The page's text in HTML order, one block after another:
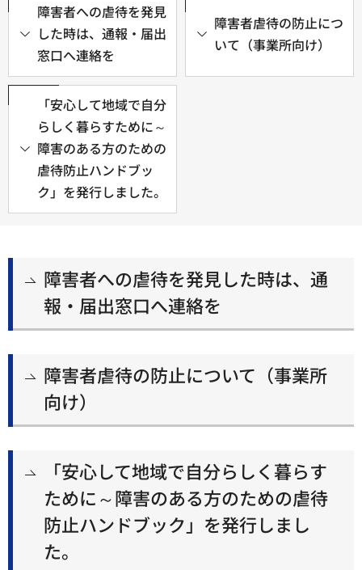
障害者への虐待を発見
した時は、通報・届出
窓口へ連絡を
障害者虐待の防止につ
いて（事業所向け）
「安心して地域で自分
らしく暮らすために～
障害のある方のための
虐待防止ハンドブッ
ク」を発行しました。
障害者への虐待を発見した時は、通
報・届出窓口へ連絡を
障害者虐待の防止について（事業所
向け）
「安心して地域で自分らしく暮らす
ために～障害のある方のための虐待
防止ハンドブック」を発行しまし
た。